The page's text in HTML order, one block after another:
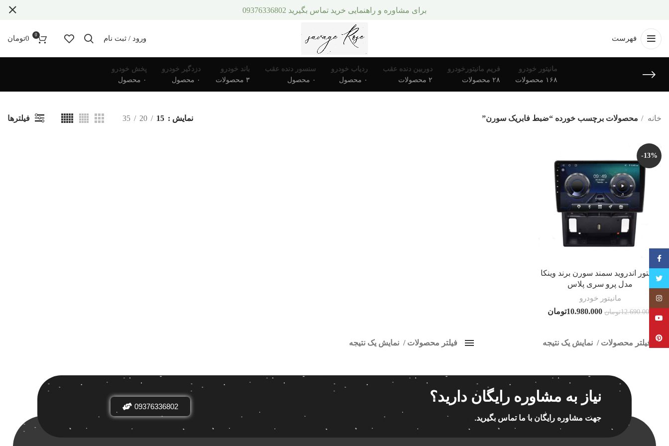
فهرست ورود / ثبت نام 0
0تومان
مانیتور خودرو
۱۶۸ محصولات
فریم مانیتورخودرو
۲۸ محصولات
دوربین دنده عقب
۲ محصولات
ردیاب خودرو
۰ محصول
سنسور دنده عقب
۰ محصول
باند خودرو
۳ محصولات
دزدگیر خودرو
۰ محصول
پخش خودرو
۰ محصول
خانه محصولات برچسب خورده “ضبط فابریک سورن” نمایش 15
20
35 فیلترها
-13%
مانیتور اندروید سمند سورن برند وینکا
مدل پرو سری پلاس
مانیتور خودرو
12.690.000تومان 10.980.000تومان
فیلتر محصولات
نمایش یک نتیجه
فقط نمایش محصولات فروش فقط موجود در انبار
فیلتر محصولات نمایش یک نتیجه
قیمت گذاری مرتب سازی بر اساس
محبوبیت
نیاز به مشاوره رایگان دارید؟
جهت مشاوره رایگان با ما تماس بگیرید.
09376336802
برای مشاوره و راهنمایی خرید تماس بگیرید 09376336802
تویتر
Instagram
Pinterest